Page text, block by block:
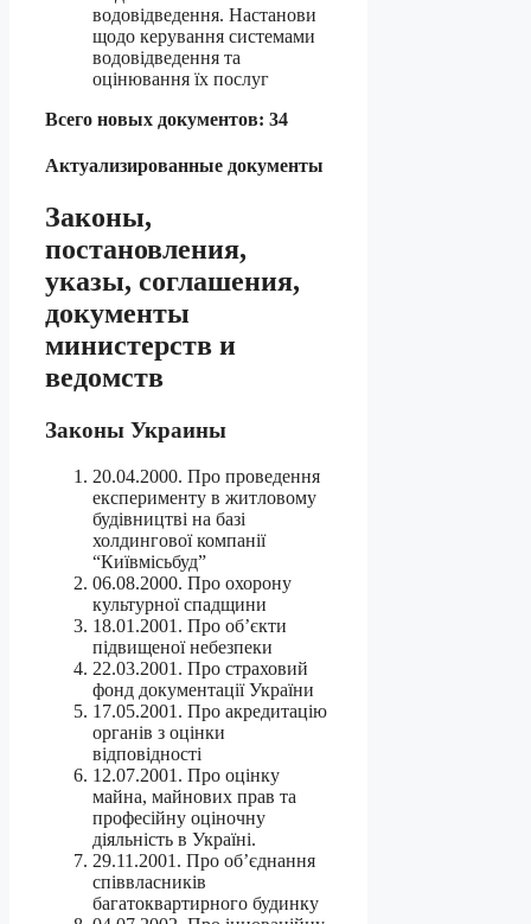
водовідведення. Настанови
щодо керування системами
водовідведення та
оцінювання їх послуг
Всего новых документов: 34
Актуализированные документы
Законы,
постановления,
указы, соглашения,
документы
министерств и
ведомств
Законы Украины
20.04.2000. Про проведення
експерименту в житловому
будівництві на базі
холдингової компанії
“Київмісьбуд”
06.08.2000. Про охорону
культурної спадщини
18.01.2001. Про об’єкти
підвищеної небезпеки
22.03.2001. Про страховий
фонд документації України
17.05.2001. Про акредитацію
органів з оцінки
відповідності
12.07.2001. Про оцінку
майна, майнових прав та
професійну оціночну
діяльність в Україні.
29.11.2001. Про об’єднання
співвласників
багатоквартирного будинку